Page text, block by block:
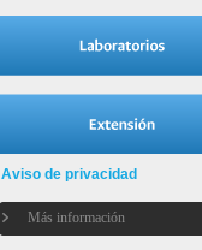
Aviso de privacidad
Más información